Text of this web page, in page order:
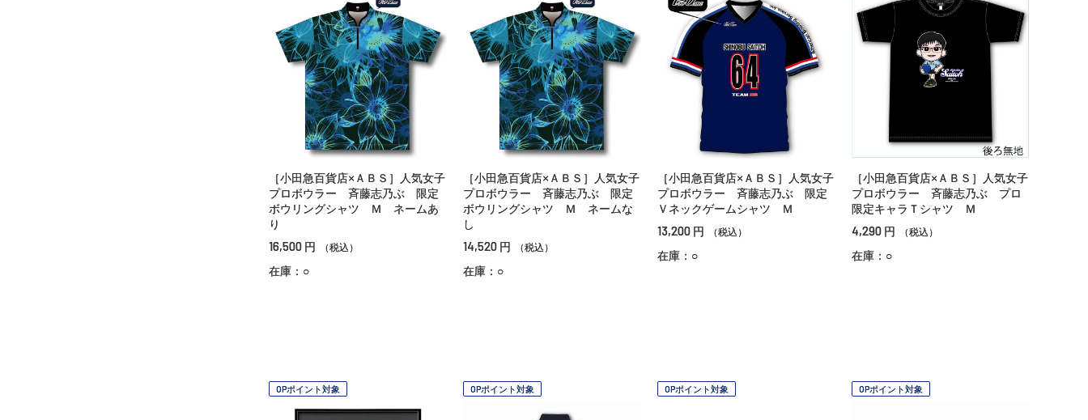
［小田急百貨店×ＡＢＳ］人気女子
プロボウラー 斉藤志乃ぶ 限定
ボウリングシャツ Ｍ ネームあ
り
16,500 円 （税込）
在庫：○
［小田急百貨店×ＡＢＳ］人気女子
プロボウラー 斉藤志乃ぶ 限定
ボウリングシャツ Ｍ ネームな
し
14,520 円 （税込）
在庫：○
［小田急百貨店×ＡＢＳ］人気女子
プロボウラー 斉藤志乃ぶ 限定
Ｖネックゲームシャツ Ｍ
13,200 円 （税込）
在庫：○
［小田急百貨店×ＡＢＳ］人気女子
プロボウラー 斉藤志乃ぶ プロ
限定キャラＴシャツ Ｍ
4,290 円 （税込）
在庫：○
OPポイント対象 OPポイント対象 OPポイント対象 OPポイント対象